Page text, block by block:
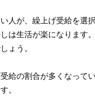
人が、繰上げ受給を選
は生活が楽になります
ょう。
給の割合が多くなって
。